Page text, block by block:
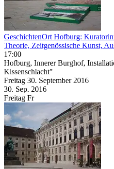
GeschichtenOrt Hofburg:
Theorie, Zeitgenössische Kunst,
17:00
Hofburg, Innerer Burghof,
Kissenschlacht"
Freitag 30. September 2016
30. Sep. 2016
Freitag Fr